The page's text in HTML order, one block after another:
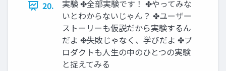
20.
実験 ✤全部実験です！ ✤やってみな
いとわからないじゃん？ ✤ユーザー
ストーリーも仮説だから実験するん
だよ ✤失敗じゃなく、学びだよ ✤プ
ロダクトも人生の中のひとつの実験
と捉えてみる